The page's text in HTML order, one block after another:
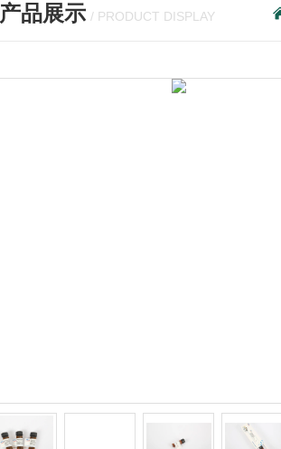
产品展示 / PRODUCT DISPLAY